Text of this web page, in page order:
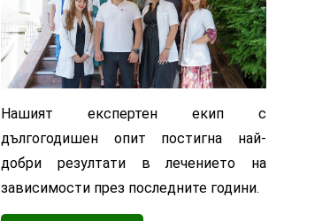
Нашият експертен екип с
дългогодишен опит постигна най-
добри резултати в лечението на
зависимости през последните години.